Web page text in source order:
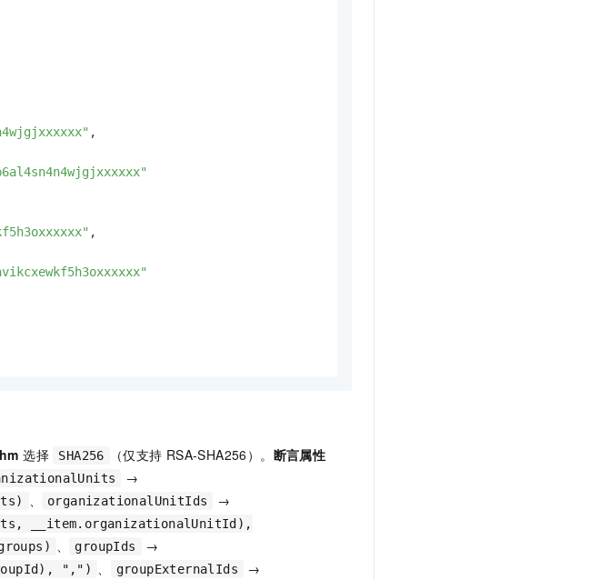
,
,
选择 SHA256 （仅支持 RSA-SHA256）。 断言属性
→
organizationalUnitIds →
__item.organizationalUnitId),
groupIds →
",") groupExternalIds →